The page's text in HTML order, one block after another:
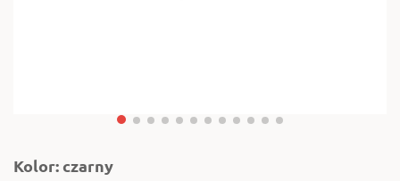
Kolor: czarny